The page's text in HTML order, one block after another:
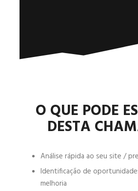
O QUE PODE
DESTA
Análise rápida ao seu site /
Identificação de
melhoria